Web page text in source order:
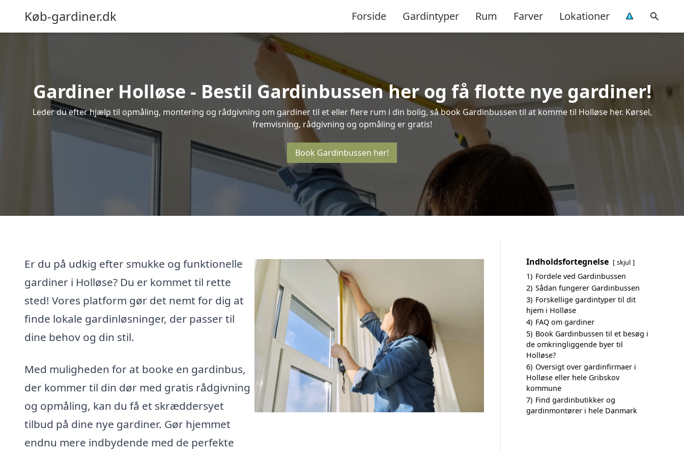
Køb-gardiner.dk Forside Gardintyper Rum Farver Lokationer
Gardiner Holløse - Bestil Gardinbussen her og få flotte nye gardiner!
Leder du efter hjælp til opmåling, montering og rådgivning om gardiner til et eller flere rum i din bolig, så book Gardinbussen til at komme til Holløse her. Kørsel,
fremvisning, rådgivning og opmåling er gratis!
Book Gardinbussen her!
Er du på udkig efter smukke og funktionelle
gardiner i Holløse? Du er kommet til rette
sted! Vores platform gør det nemt for dig at
finde lokale gardinløsninger, der passer til
dine behov og din stil.
Med muligheden for at booke en gardinbus,
der kommer til din dør med gratis rådgivning
og opmåling, kan du få et skræddersyet
tilbud på dine nye gardiner. Gør hjemmet
endnu mere indbydende med de perfekte
Indholdsfortegnelse skjul
1) Fordele ved Gardinbussen
2) Sådan fungerer Gardinbussen
3) Forskellige gardintyper til dit
hjem i Holløse
4) FAQ om gardiner
5) Book Gardinbussen til et besøg i
de omkringliggende byer til
Holløse?
6) Oversigt over gardinfirmaer i
Holløse eller hele Gribskov
kommune
7) Find gardinbutikker og
gardinmontører i hele Danmark